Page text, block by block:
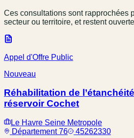
Ces consultations sont rapprochées
secteur ou territoire, et restent
Appel d'Offre Public
Nouveau
Réhabilitation de
réservoir Cochet
Le Havre Seine Metropole
Département 76
45262330